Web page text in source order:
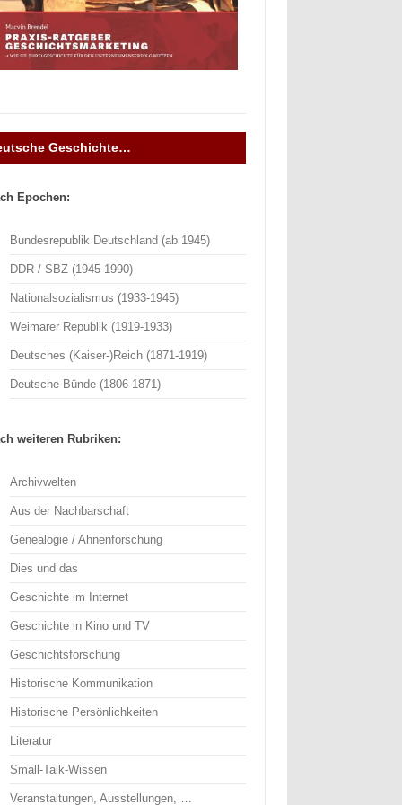
Geschichte…
Epochen:
Bundesrepublik Deutschland (ab 1945)
DDR / SBZ (1945-1990)
Nationalsozialismus (1933-1945)
Weimarer Republik (1919-1933)
Deutsches (Kaiser-)Reich (1871-1919)
Deutsche Bünde (1806-1871)
weiteren Rubriken:
Archivwelten
Aus der Nachbarschaft
Genealogie / Ahnenforschung
Dies und das
Geschichte im Internet
Geschichte in Kino und TV
Geschichtsforschung
Historische Kommunikation
Historische Persönlichkeiten
Literatur
Small-Talk-Wissen
Veranstaltungen, Ausstellungen, …